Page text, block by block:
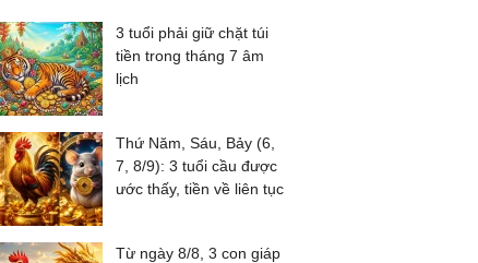
3 tuổi phải giữ chặt túi
tiền trong tháng 7 âm
lịch
Thứ Năm, Sáu, Bảy (6,
7, 8/9): 3 tuổi cầu được
ước thấy, tiền về liên tục
Từ ngày 8/8, 3 con giáp